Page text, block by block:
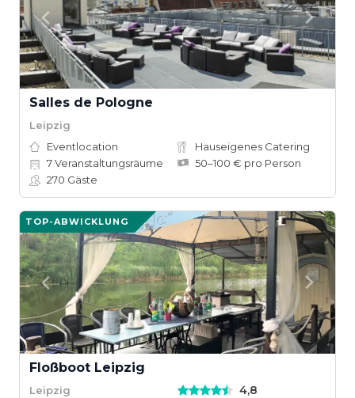
Salles de Pologne
Leipzig
Eventlocation
Hauseigenes Catering
7Veranstaltungsräume
50–100 € pro Person
270 Gäste
TOP-ABWICKLUNG
Floßboot Leipzig
Leipzig 4,8